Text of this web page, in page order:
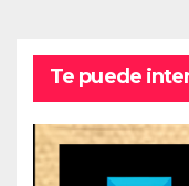
Te puede